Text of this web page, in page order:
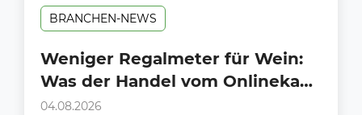
BRANCHEN-NEWS
Weniger Regalmeter für Wein:
Was der Handel vom Onlinekauf
lernen kann
04.08.2026